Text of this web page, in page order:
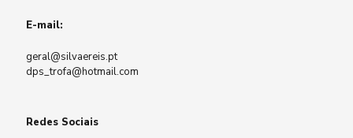
E-mail:
geral@silvaereis.pt
dps_trofa@hotmail.com
Redes Sociais